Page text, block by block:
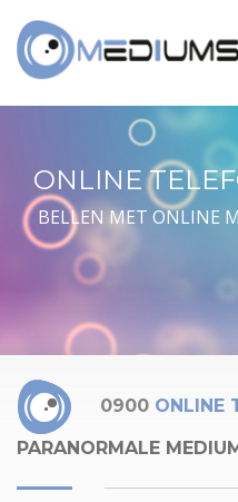
ONLINE
BELLEN MET ONLINE
0900 ONLINE
PARANORMALE